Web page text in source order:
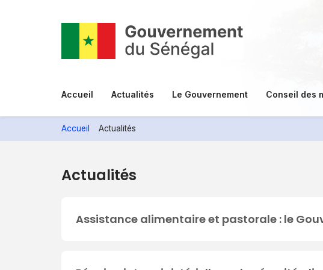
Menu
principal
Accueil Actualités Le Gouvernement Conseil des
Accueil Actualités
Actualités
Assistance alimentaire et pastorale : le